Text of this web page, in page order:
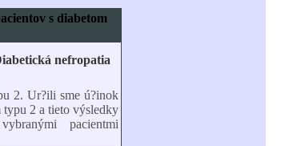
s diabetom
2. Ur?ili sme ú?inok
typu 2 a tieto výsledky
pacientmi